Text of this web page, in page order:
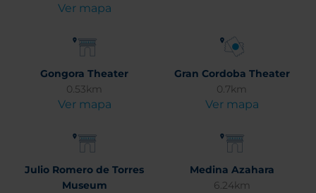
Ver mapa
Gongora Theater
0.53km
Ver mapa
Gran Cordoba Theater
0.7km
Ver mapa
Julio Romero de Torres
Museum
Medina Azahara
6.24km